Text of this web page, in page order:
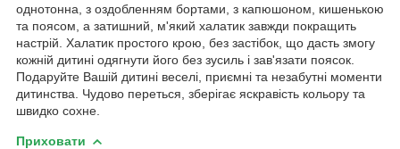
однотонна, з оздобленням бортами, з капюшоном, кишенькою
та поясом, а затишний, м'який халатик завжди покращить
настрій. Халатик простого крою, без застібок, що дасть змогу
кожній дитині одягнути його без зусиль і зав'язати поясок.
Подаруйте Вашій дитині веселі, приємні та незабутні моменти
дитинства. Чудово переться, зберігає яскравість кольору та
швидко сохне.
Приховати